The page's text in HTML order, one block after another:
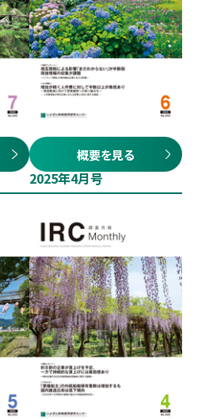
概要を見る
2025年4月号